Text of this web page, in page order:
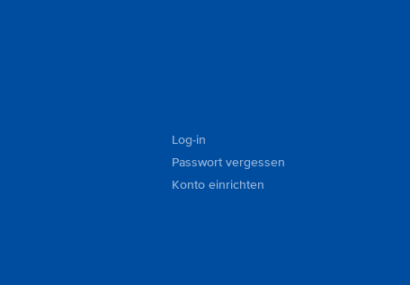
Log-in
Passwort vergessen
Konto einrichten